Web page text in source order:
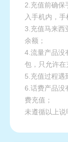
2.充值前确保
入手机内，手
3.充值马来西
余额；
4.流量产品没
包，只允许在
5.充值过程遇
6.话费产品没
费充值；
未遵循以上说